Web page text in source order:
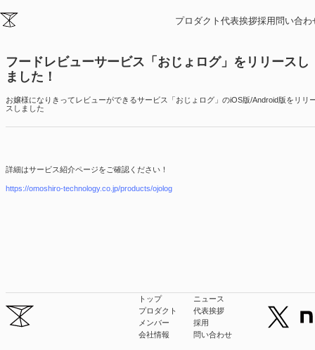
プロダクト 代表挨拶採用 問い合わ
ニュース
フードレビューサービス「おじょログ」をリリースし
ました！
お嬢様になりきってレビューができるサービス「おじょログ」のiOS版/Android版をリリ
スしました
詳細はサービス紹介ページをご確認ください！
https://omoshiro-technology.co.jp/products/ojolog
トップ
ニュース
プロダクト
代表挨拶
メンバー
採用
会社情報
問い合わせ